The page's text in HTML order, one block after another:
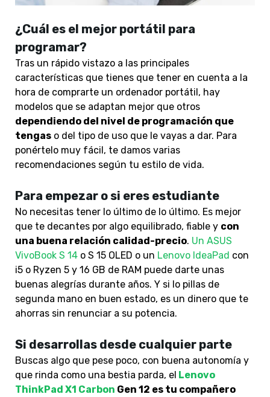
¿Cuál es el mejor portátil para
programar?
Tras un rápido vistazo a las principales
características que tienes que tener en cuenta a la
hora de comprarte un ordenador portátil, hay
modelos que se adaptan mejor que otros
dependiendo del nivel de programación que
tengas o del tipo de uso que le vayas a dar. Para
ponértelo muy fácil, te damos varias
recomendaciones según tu estilo de vida.
Para empezar o si eres estudiante
No necesitas tener lo último de lo último. Es mejor
que te decantes por algo equilibrado, fiable y con
una buena relación calidad-precio. Un ASUS
VivoBook S 14 o S 15 OLED o un Lenovo IdeaPad con
i5 o Ryzen 5 y 16 GB de RAM puede darte unas
buenas alegrías durante años. Y si lo pillas de
segunda mano en buen estado, es un dinero que te
ahorras sin renunciar a su potencia.
Si desarrollas desde cualquier parte
Buscas algo que pese poco, con buena autonomía y
que rinda como una bestia parda, el Lenovo
ThinkPad X1 Carbon Gen 12 es tu compañero